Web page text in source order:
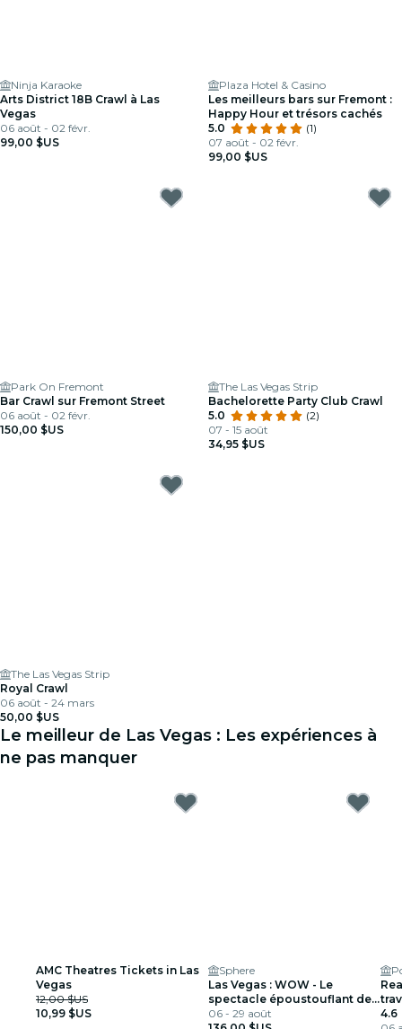
Ninja Karaoke
Arts District 18B Crawl à Las
Vegas
06 août - 02 févr.
99,00 $US
Plaza Hotel & Casino
Les meilleurs bars sur Fremont :
Happy Hour et trésors cachés
5.0
(1)
07 août - 02 févr.
99,00 $US
Park On Fremont
Bar Crawl sur Fremont Street
06 août - 02 févr.
150,00 $US
The Las Vegas Strip
Bachelorette Party Club Crawl
5.0
(2)
07 - 15 août
34,95 $US
The Las Vegas Strip
Royal Crawl
06 août - 24 mars
50,00 $US
Le meilleur de Las Vegas : Les expériences à
ne pas manquer
AMC Theatres Tickets in Las
Vegas
12,00 $US
10,99 $US
Sphere
Las Vegas : WOW - Le
spectacle époustouflant de
Vegas
06 - 29 août
4.6